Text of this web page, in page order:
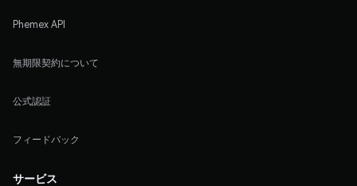
Phemex API
無期限契約について
公式認証
フィードバック
サービス